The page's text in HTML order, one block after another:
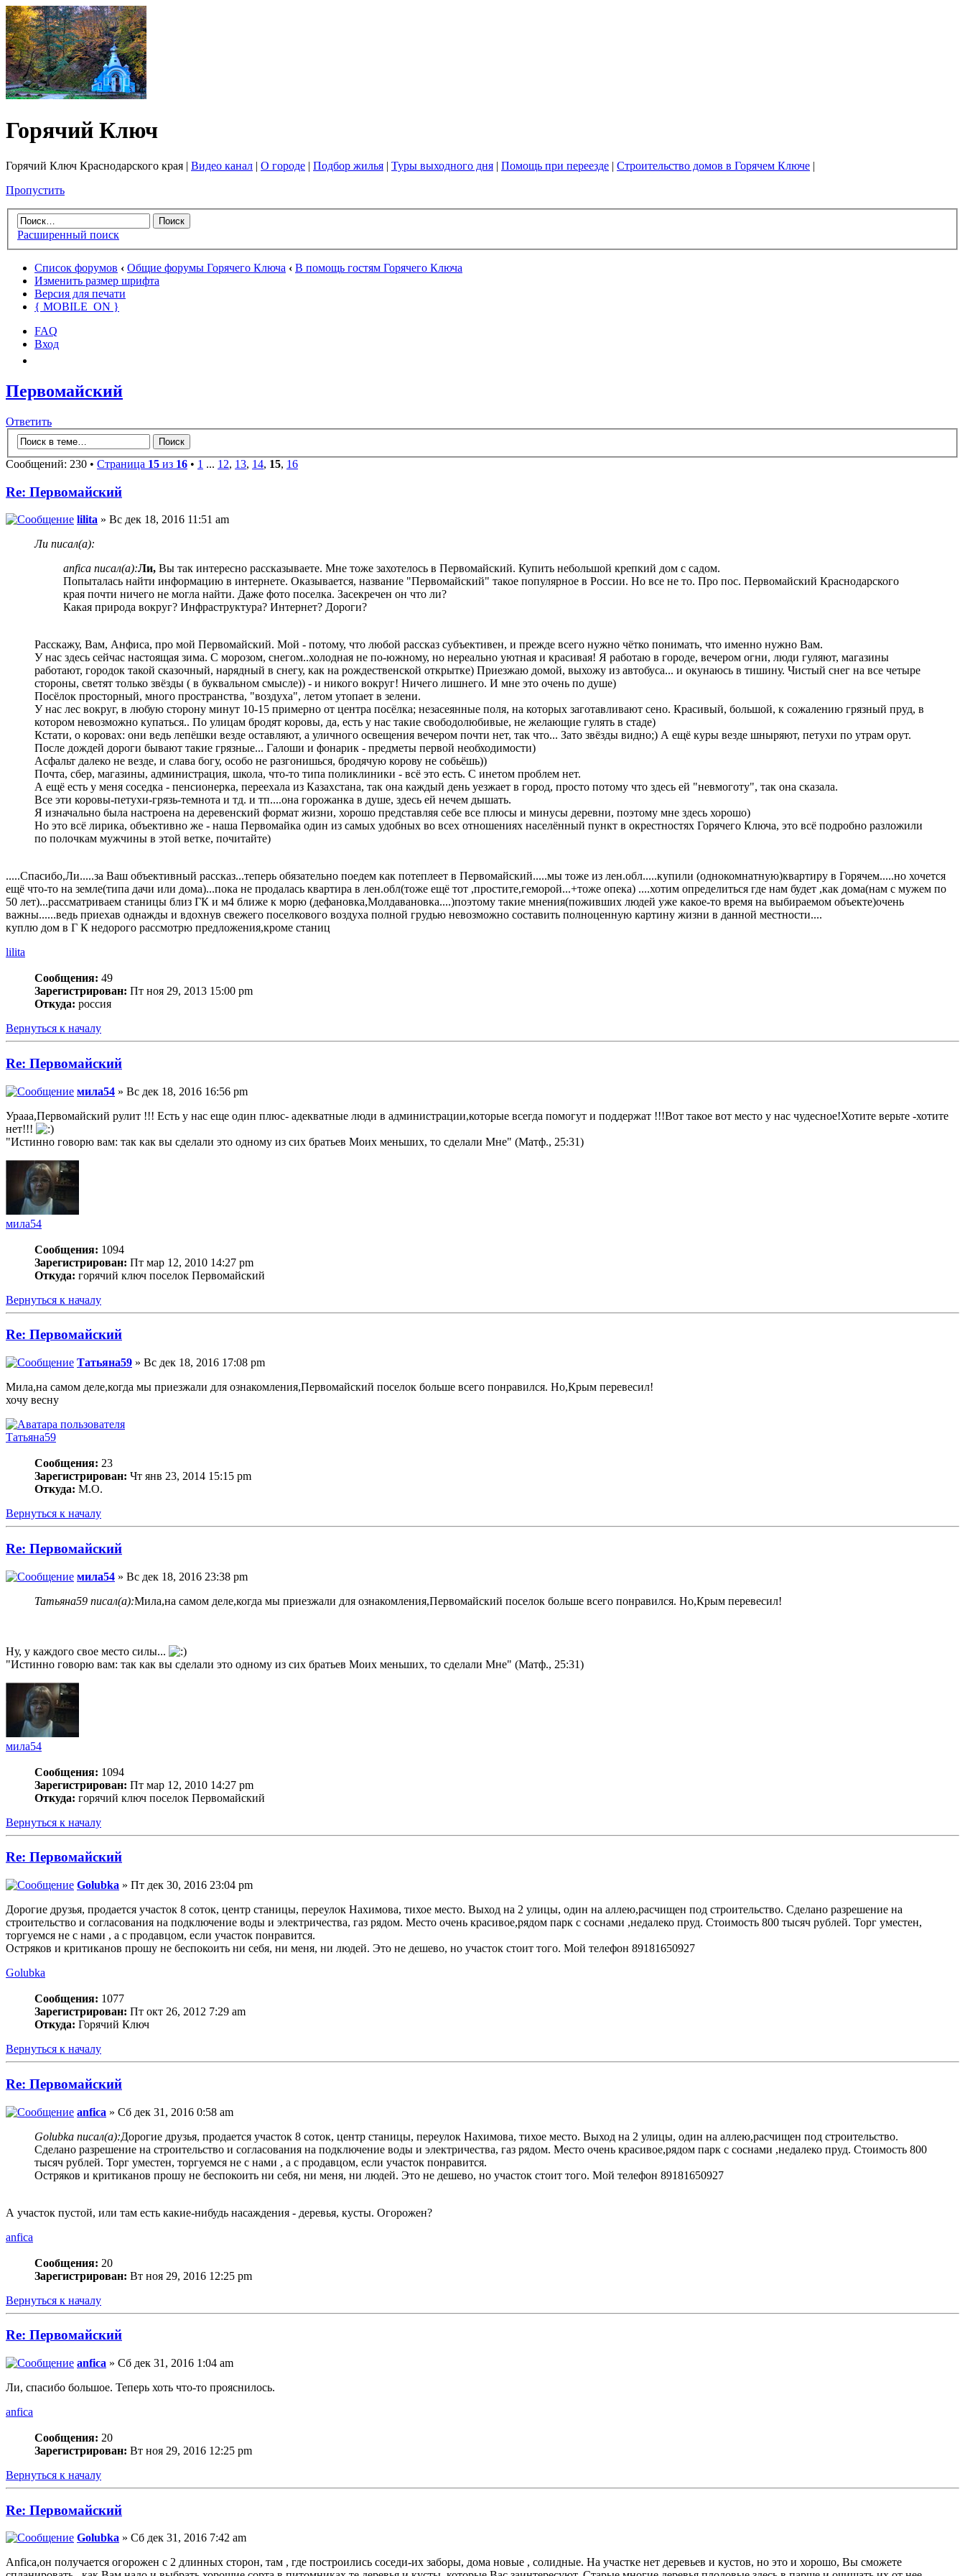
Горячий Ключ
Горячий Ключ Краснодарского края | Видео канал | О городе | Подбор жилья | Туры выходного дня | Помощь при переезде | Строительство домов в Горячем Ключе |
Пропустить
Расширенный поиск
Список форумов ‹ Общие форумы Горячего Ключа ‹ В помощь гостям Горячего Ключа
Изменить размер шрифта
Версия для печати
{ MOBILE_ON }
FAQ
Вход
Первомайский
Ответить
Сообщений: 230 • Страница 15 из 16 • 1 ... 12, 13, 14, 15, 16
Re: Первомайский
lilita » Вс дек 18, 2016 11:51 am
Ли писал(а):
anfica писал(а):Ли, Вы так интересно рассказываете. Мне тоже захотелось в Первомайский. Купить небольшой крепкий дом с садом.
Попыталась найти информацию в интернете. Оказывается, название "Первомайский" такое популярное в России. Но все не то. Про пос. Первомайский Краснодарского
края почти ничего не могла найти. Даже фото поселка. Засекречен он что ли?
Какая природа вокруг? Инфраструктура? Интернет? Дороги?
Расскажу, Вам, Анфиса, про мой Первомайский. Мой - потому, что любой рассказ субъективен, и прежде всего нужно чётко понимать, что именно нужно Вам.
У нас здесь сейчас настоящая зима. С морозом, снегом..холодная не по-южному, но нереально уютная и красивая! Я работаю в городе, вечером огни, люди гуляют, магазины
работают, городок такой сказочный, нарядный в снегу, как на рождественской открытке) Приезжаю домой, выхожу из автобуса... и окунаюсь в тишину. Чистый снег на все четыре
стороны, светят только звёзды ( в буквальном смысле)) - и никого вокруг! Ничего лишнего. И мне это очень по душе)
Посёлок просторный, много пространства, "воздуха", летом утопает в зелени.
У нас лес вокруг, в любую сторону минут 10-15 примерно от центра посёлка; незасеянные поля, на которых заготавливают сено. Красивый, большой, к сожалению грязный пруд, в
котором невозможно купаться.. По улицам бродят коровы, да, есть у нас такие свободолюбивые, не желающие гулять в стаде)
Кстати, о коровах: они ведь лепёшки везде оставляют, а уличного освещения вечером почти нет, так что... Зато звёзды видно;) А ещё куры везде шныряют, петухи по утрам орут.
После дождей дороги бывают такие грязные... Галоши и фонарик - предметы первой необходимости)
Асфальт далеко не везде, и слава богу, особо не разгонишься, бродячую корову не собьёшь))
Почта, сбер, магазины, администрация, школа, что-то типа поликлиники - всё это есть. С инетом проблем нет.
А ещё есть у меня соседка - пенсионерка, переехала из Казахстана, так она каждый день уезжает в город, просто потому что здесь ей "невмоготу", так она сказала.
Все эти коровы-петухи-грязь-темнота и тд. и тп....она горожанка в душе, здесь ей нечем дышать.
Я изначально была настроена на деревенский формат жизни, хорошо представляя себе все плюсы и минусы деревни, поэтому мне здесь хорошо)
Но это всё лирика, объективно же - наша Первомайка один из самых удобных во всех отношениях населённый пункт в окрестностях Горячего Ключа, это всё подробно разложили
по полочкам мужчины в этой ветке, почитайте)
.....Спасибо,Ли.....за Ваш объективный рассказ...теперь обязательно поедем как потеплеет в Первомайский.....мы тоже из лен.обл.....купили (однокомнатную)квартиру в Горячем.....но хочется
ещё что-то на земле(типа дачи или дома)...пока не продалась квартира в лен.обл(тоже ещё тот ,простите,геморой...+тоже опека) ....хотим определиться где нам будет ,как дома(нам с мужем по
50 лет)...рассматриваем станицы близ ГК и м4 ближе к морю (дефановка,Молдавановка....)поэтому такие мнения(поживших людей уже какое-то время на выбираемом объекте)очень
важны......ведь приехав однажды и вдохнув свежего поселкового воздуха полной грудью невозможно составить полноценную картину жизни в данной местности....
куплю дом в Г К недорого рассмотрю предложения,кроме станиц
lilita
Сообщения: 49
Зарегистрирован: Пт ноя 29, 2013 15:00 pm
Откуда: россия
Вернуться к началу
Re: Первомайский
мила54 » Вс дек 18, 2016 16:56 pm
Урааа,Первомайский рулит !!! Есть у нас еще один плюс- адекватные люди в администрации,которые всегда помогут и поддержат !!!Вот такое вот место у нас чудесное!Хотите верьте -хотите
нет!!!
"Истинно говорю вам: так как вы сделали это одному из сих братьев Моих меньших, то сделали Мне" (Матф., 25:31)
мила54
Сообщения: 1094
Зарегистрирован: Пт мар 12, 2010 14:27 pm
Откуда: горячий ключ поселок Первомайский
Вернуться к началу
Re: Первомайский
Татьяна59 » Вс дек 18, 2016 17:08 pm
Мила,на самом деле,когда мы приезжали для ознакомления,Первомайский поселок больше всего понравился. Но,Крым перевесил!
хочу весну
Татьяна59
Сообщения: 23
Зарегистрирован: Чт янв 23, 2014 15:15 pm
Откуда: М.О.
Вернуться к началу
Re: Первомайский
мила54 » Вс дек 18, 2016 23:38 pm
Татьяна59 писал(а):Мила,на самом деле,когда мы приезжали для ознакомления,Первомайский поселок больше всего понравился. Но,Крым перевесил!
Ну, у каждого свое место силы...
"Истинно говорю вам: так как вы сделали это одному из сих братьев Моих меньших, то сделали Мне" (Матф., 25:31)
мила54
Сообщения: 1094
Зарегистрирован: Пт мар 12, 2010 14:27 pm
Откуда: горячий ключ поселок Первомайский
Вернуться к началу
Re: Первомайский
Golubka » Пт дек 30, 2016 23:04 pm
Дорогие друзья, продается участок 8 соток, центр станицы, переулок Нахимова, тихое место. Выход на 2 улицы, один на аллею,расчищен под строительство. Сделано разрешение на
строительство и согласования на подключение воды и электричества, газ рядом. Место очень красивое,рядом парк с соснами ,недалеко пруд. Стоимость 800 тысяч рублей. Торг уместен,
торгуемся не с нами , а с продавцом, если участок понравится.
Остряков и критиканов прошу не беспокоить ни себя, ни меня, ни людей. Это не дешево, но участок стоит того. Мой телефон 89181650927
Golubka
Сообщения: 1077
Зарегистрирован: Пт окт 26, 2012 7:29 am
Откуда: Горячий Ключ
Вернуться к началу
Re: Первомайский
anfica » Сб дек 31, 2016 0:58 am
Golubka писал(а):Дорогие друзья, продается участок 8 соток, центр станицы, переулок Нахимова, тихое место. Выход на 2 улицы, один на аллею,расчищен под строительство.
Сделано разрешение на строительство и согласования на подключение воды и электричества, газ рядом. Место очень красивое,рядом парк с соснами ,недалеко пруд. Стоимость 800
тысяч рублей. Торг уместен, торгуемся не с нами , а с продавцом, если участок понравится.
Остряков и критиканов прошу не беспокоить ни себя, ни меня, ни людей. Это не дешево, но участок стоит того. Мой телефон 89181650927
А участок пустой, или там есть какие-нибудь насаждения - деревья, кусты. Огорожен?
anfica
Сообщения: 20
Зарегистрирован: Вт ноя 29, 2016 12:25 pm
Вернуться к началу
Re: Первомайский
anfica » Сб дек 31, 2016 1:04 am
Ли, спасибо большое. Теперь хоть что-то прояснилось.
anfica
Сообщения: 20
Зарегистрирован: Вт ноя 29, 2016 12:25 pm
Вернуться к началу
Re: Первомайский
Golubka » Сб дек 31, 2016 7:42 am
Anfica,он получается огорожен с 2 длинных сторон, там , где построились соседи-их заборы, дома новые , солидные. На участке нет деревьев и кустов, но это и хорошо, Вы сможете